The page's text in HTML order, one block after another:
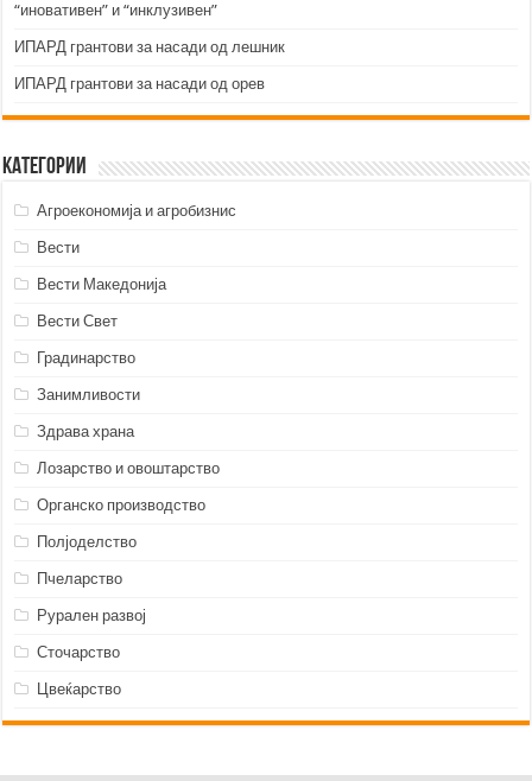
“иновативен” и “инклузивен”
ИПАРД грантови за насади од лешник
ИПАРД грантови за насади од орев
Категории
Агроекономија и агробизнис
Вести
Вести Македонија
Вести Свет
Градинарство
Занимливости
Здрава храна
Лозарство и овоштарство
Органско производство
Полјоделство
Пчеларство
Рурален развој
Сточарство
Цвеќарство